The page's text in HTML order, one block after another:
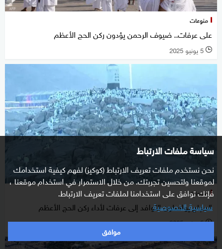
سياسة ملفات الارتباط
نحن نستخدم ملفات تعريف الارتباط (كوكيز) لفهم كيفية استخدامك
لموقعنا ولتحسين تجربتك. من خلال الاستمرار في استخدام موقعنا ،
فإنك توافق على استخدامنا لملفات تعريف الارتباط.
سياسية الخصوصية
موافق
منوعات
على عرفات.. ضيوف الرحمن يؤدون ركن الحج الأعظم
l 5 يونيو 2025
منوعات
الحجاج يواصلون التوافد إلى عرفات لأداء ركن الحج الأعظم
l 5 يونيو 2025